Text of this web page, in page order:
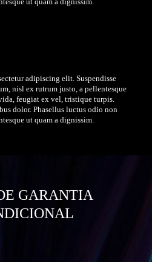
adipiscing elit. Suspendisse
nisl ex rutrum justo, a pellentesque
feugiat ex vel, tristique turpis.
dolor. Phasellus luctus odio non
ut quam a dignissim.
GARANTIA